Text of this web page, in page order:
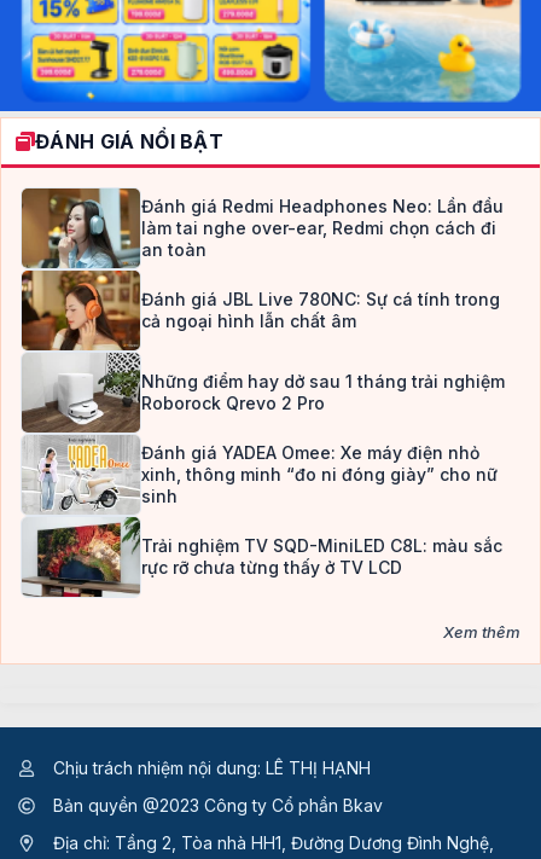
ĐÁNH GIÁ NỔI BẬT
Đánh giá Redmi Headphones Neo: Lần đầu
làm tai nghe over-ear, Redmi chọn cách đi
an toàn
Đánh giá JBL Live 780NC: Sự cá tính trong
cả ngoại hình lẫn chất âm
Những điểm hay dở sau 1 tháng trải nghiệm
Roborock Qrevo 2 Pro
Đánh giá YADEA Omee: Xe máy điện nhỏ
xinh, thông minh “đo ni đóng giày” cho nữ
sinh
Trải nghiệm TV SQD-MiniLED C8L: màu sắc
rực rỡ chưa từng thấy ở TV LCD
Xem thêm
Chịu trách nhiệm nội dung: LÊ THỊ HẠNH
Bản quyền @2023 Công ty Cổ phần Bkav
Địa chỉ: Tầng 2, Tòa nhà HH1, Đường Dương Đình Nghệ,